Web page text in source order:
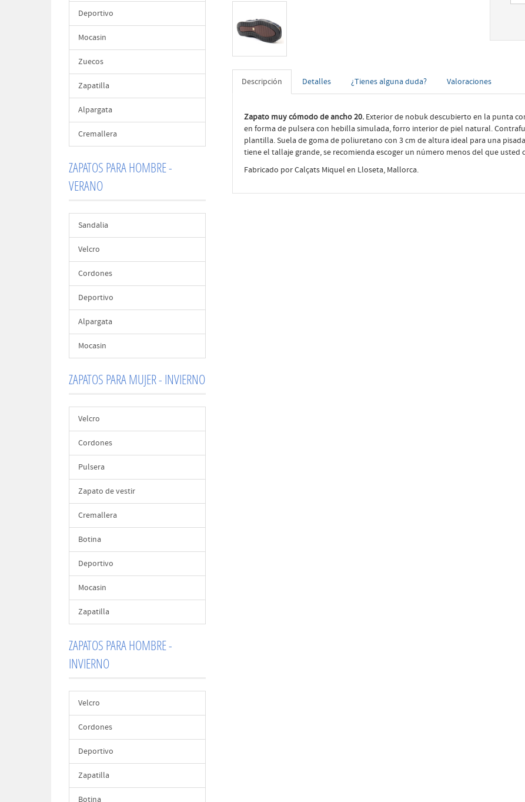
Deportivo
Mocasin
Zuecos
Zapatilla
Alpargata
Cremallera
ZAPATOS PARA HOMBRE -
VERANO
Sandalia
Velcro
Cordones
Deportivo
Alpargata
Mocasin
ZAPATOS PARA MUJER - INVIERNO
Velcro
Cordones
Pulsera
Zapato de vestir
Cremallera
Botina
Deportivo
Mocasin
Zapatilla
ZAPATOS PARA HOMBRE -
INVIERNO
Velcro
Cordones
Deportivo
Zapatilla
Botina
Descripción Detalles ¿Tienes alguna duda? Valoraciones
Zapato muy cómodo de ancho 20.Exterior de nobuk descubierto en la punta
en forma de pulsera con hebilla simulada, forro interior de piel natural.
plantilla. Suela de goma de poliuretano con 3 cm de altura ideal para una
tiene el tallaje grande, se recomienda escoger un número menos del que usted
Fabricado por Calçats Miquel en Lloseta, Mallorca.